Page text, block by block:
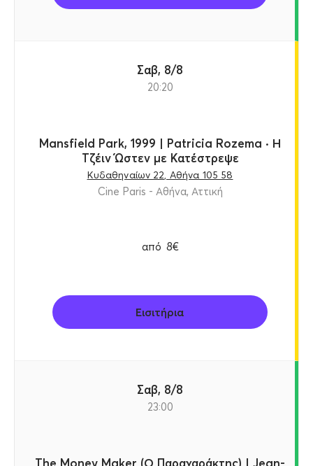
Σαβ, 8/8
20:20
Mansfield Park, 1999 | Patricia Rozema · Η
Τζέιν Ώστεν με Κατέστρεψε
Κυδαθηναίων 22, Αθήνα 105 58
Cine Paris - Αθήνα, Αττική
από 8€
Εισιτήρια
Σαβ, 8/8
23:00
The Money Maker (Ο Παραχαράκτης) | Jean-